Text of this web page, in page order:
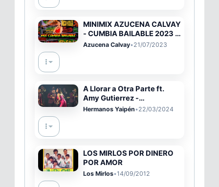
MINIMIX AZUCENA CALVAY
- CUMBIA BAILABLE 2023 -
DJ LUIS CHINCHA
Azucena Calvay•21/07/2023
A Llorar a Otra Parte ft.
Amy Gutierrez -
Espectaculares Edición
Hermanos Yaipén•22/03/2024
LOS MIRLOS POR DINERO
POR AMOR
Los Mirlos•14/09/2012